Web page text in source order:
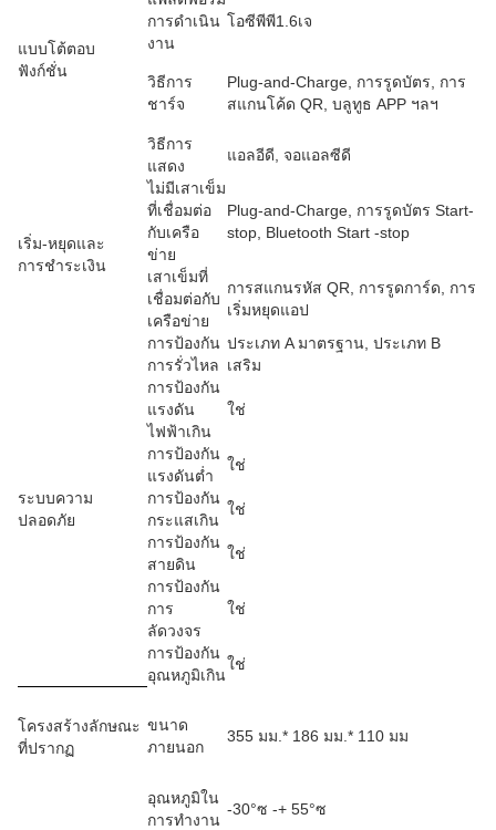
แบบโต้ตอบ
ฟังก์ชั่น
การดำเนิน
งาน
โอซีพีพี1.6เจ
วิธีการ
ชาร์จ
Plug-and-Charge, การรูดบัตร, การ
สแกนโค้ด QR, บลูทูธ APP ฯลฯ
วิธีการ
แสดง
แอลอีดี, จอแอลซีดี
เริ่ม-หยุดและ
การชำระเงิน
ไม่มีเสาเข็ม
ที่เชื่อมต่อ
กับเครือ
ข่าย
Plug-and-Charge, การรูดบัตร Start-
stop, Bluetooth Start -stop
เสาเข็มที่
เชื่อมต่อกับ
เครือข่าย
การสแกนรหัส QR, การรูดการ์ด, การ
เริ่มหยุดแอป
ระบบความ
ปลอดภัย
การป้องกัน
การรั่วไหล
ประเภท A มาตรฐาน, ประเภท B
เสริม
การป้องกัน
แรงดัน
ไฟฟ้าเกิน
ใช่
การป้องกัน
แรงดันต่ำ
ใช่
การป้องกัน
กระแสเกิน
ใช่
การป้องกัน
สายดิน
ใช่
การป้องกัน
การ
ลัดวงจร
ใช่
การป้องกัน
อุณหภูมิเกิน
ใช่
โครงสร้างลักษณะ
ที่ปรากฏ
ขนาด
ภายนอก
355 มม.* 186 มม.* 110 มม
อุณหภูมิใน
การทำงาน
-30°ซ -+ 55°ซ